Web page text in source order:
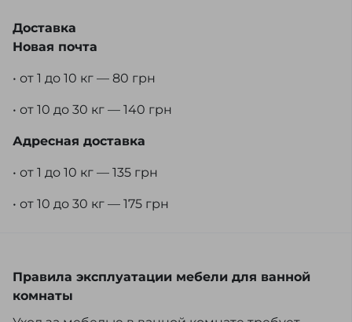
Доставка
Новая почта
• от 1 до 10 кг — 80 грн
• от 10 до 30 кг — 140 грн
Адресная доставка
• от 1 до 10 кг — 135 грн
• от 10 до 30 кг — 175 грн
Правила эксплуатации мебели для ванной
комнаты